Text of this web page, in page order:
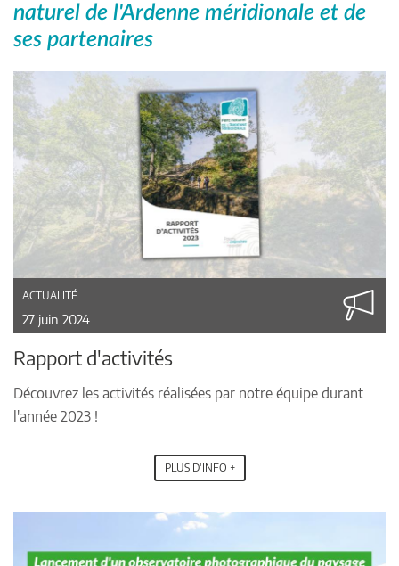
naturel de l'Ardenne méridionale et de
ses partenaires
ACTUALITÉ
27 juin 2024
Rapport d'activités
Découvrez les activités réalisées par notre équipe durant
l'année 2023 !
PLUS D'INFO +